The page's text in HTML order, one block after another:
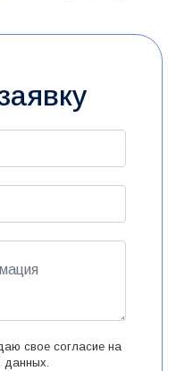
свое согласие на
данных.